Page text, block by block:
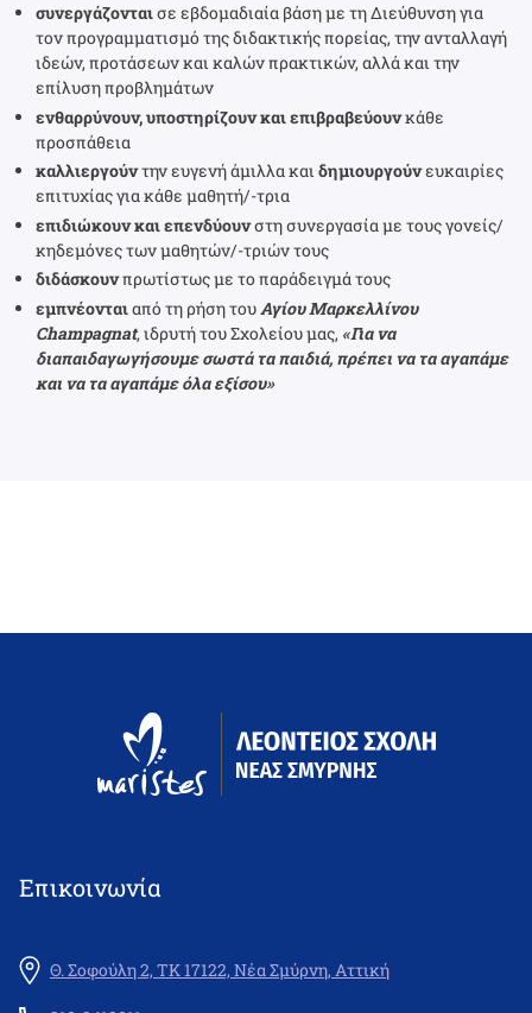
συνεργάζονταισε εβδομαδιαία βάση με τη Διεύθυνση για
τον προγραμματισμό της διδακτικής πορείας, την ανταλλαγή
ιδεών, προτάσεων και καλών πρακτικών, αλλά και την
επίλυση προβλημάτων
ενθαρρύνουν, υποστηρίζουν και επιβραβεύουνκάθε
προσπάθεια
καλλιεργούντην ευγενή άμιλλα καιδημιουργούνευκαιρίες
επιτυχίας για κάθε μαθητή/-τρια
επιδιώκουν και επενδύουνστη συνεργασία με τους γονείς/
κηδεμόνες των μαθητών/-τριών τους
διδάσκουνπρωτίστως με το παράδειγμά τους
εμπνέονταιαπό τη ρήση του Αγίου Μαρκελλίνου
Champagnat, ιδρυτή του Σχολείου μας, «Για να
διαπαιδαγωγήσουμε σωστά τα παιδιά, πρέπει να τα αγαπάμε
και να τα αγαπάμε όλα εξίσου»
Επικοινωνία
Θ. Σοφούλη 2, ΤΚ 17122, Νέα Σμύρνη, Αττική